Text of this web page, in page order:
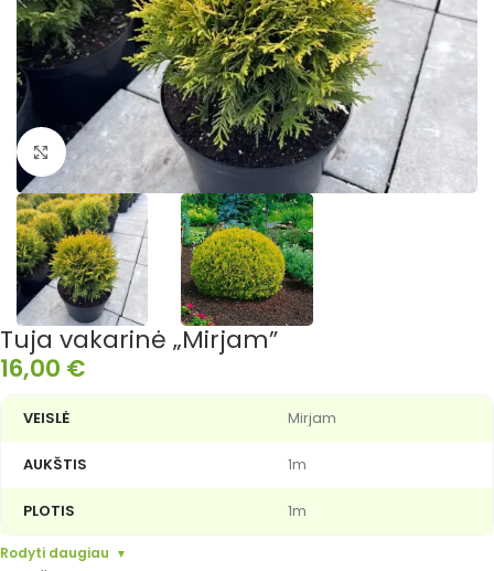
Išdidinti nuotrauką
Tuja vakarinė „Mirjam”
16,00 €
VEISLĖ Mirjam
AUKŠTIS 1m
PLOTIS 1m
Rodyti daugiau